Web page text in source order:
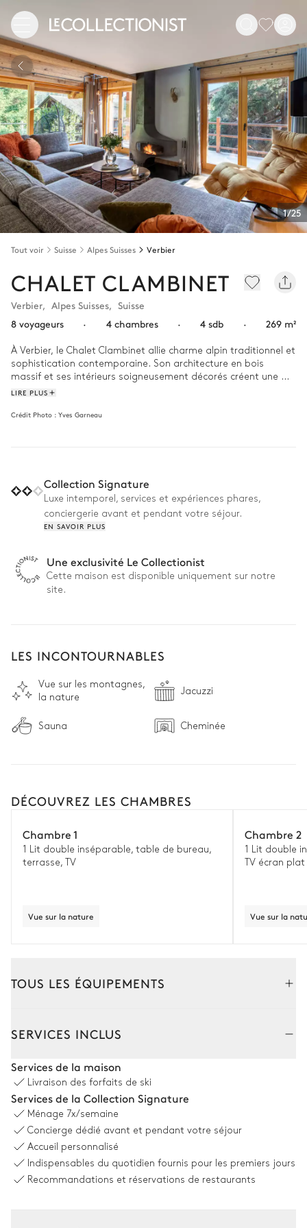
1/25
Tout voir Suisse Alpes Suisses Verbier
CHALET CLAMBINET
Verbier, Alpes Suisses, Suisse
8 voyageurs
· 4 chambres · 4 sdb · 269 m²
À Verbier, le Chalet Clambinet allie charme alpin traditionnel et
sophistication contemporaine. Son architecture en bois
massif et ses intérieurs soigneusement décorés créent une
atmosphère confortable et paisible. Son emplacement,
souffle sur les Alpes Suisses.
détendez-vous dans le jacuzzi ou le sauna de votre refuge. Le
soir venu, rendez-vous dans l’un des restaurants des environs
pour déguster une traditionnelle fondue. À votre retour,
réchauffez-vous devant la cheminée et laissez-vous bercer
LIRE PLUS
Crédit Photo : Yves Garneau
Collection Signature
Luxe intemporel, services et expériences phares,
conciergerie avant et pendant votre séjour.
EN SAVOIR PLUS
Une exclusivité Le Collectionist
Cette maison est disponible uniquement sur notre
site.
LES INCONTOURNABLES
Vue sur les montagnes,
la nature
Jacuzzi
Sauna Cheminée
DÉCOUVREZ LES CHAMBRES
Chambre 1
1 Lit double inséparable, table de bureau,
terrasse, TV
Vue sur la nature
Chambre 2
1 Lit double
TV écran plat
Vue sur la
TOUS LES ÉQUIPEMENTS
Canapé
Fauteuil
Cheminée
TV écran plat
SERVICES INCLUS
Services de la maison
Livraison des forfaits de ski
Services de la Collection Signature
Ménage 7x/semaine
Concierge dédié avant et pendant votre séjour
Accueil personnalisé
Indispensables du quotidien fournis pour les premiers jours
Recommandations et réservations de restaurants